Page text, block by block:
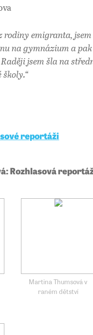
rodiny emigranta,
na gymnázium a
jsem šla na
reportáži
Rozhlasová
Martina Thumsová v
raném dětství